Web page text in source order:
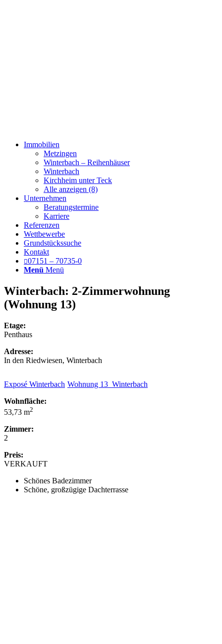
Immobilien
Metzingen
Winterbach – Reihenhäuser
Winterbach
Kirchheim unter Teck
Alle anzeigen (8)
Unternehmen
Beratungstermine
Karriere
Referenzen
Wettbewerbe
Grundstückssuche
Kontakt
07151 – 70735-0
Menü Menü
Winterbach: 2-Zimmerwohnung
(Wohnung 13)
Etage:
Penthaus
Adresse:
In den Riedwiesen, Winterbach
Exposé Winterbach Wohnung 13_Winterbach
Wohnfläche:
53,73 m2
Zimmer:
2
Preis:
VERKAUFT
Schönes Badezimmer
Schöne, großzügige Dachterrasse